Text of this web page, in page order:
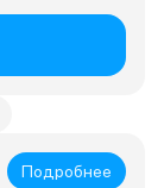
Подробнее